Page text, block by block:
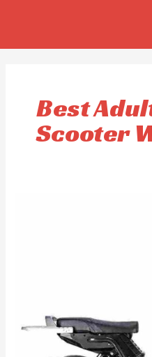
Best
Scooter